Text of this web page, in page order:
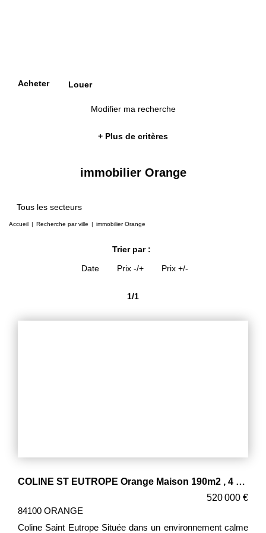
Acheter Louer
Modifier ma recherche
+ Plus de critères
immobilier Orange
Tous les secteurs
Accueil Recherche par ville immobilier Orange
Trier par :
Date
Prix -/+ Prix +/-
1/1
COLINE ST EUTROPE Orange Maison 190m2 , 4 chambres 2 garages de 70m2, parcelle de 3500m2
520 000 €
84100 ORANGE
Coline Saint Eutrope Située dans un environnement calme